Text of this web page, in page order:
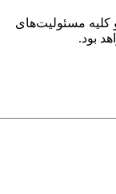
مسئولیت‌های
بود.